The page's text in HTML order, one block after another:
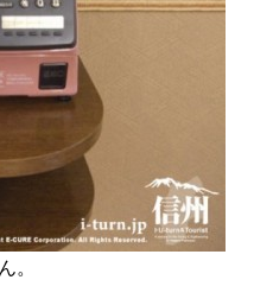
。